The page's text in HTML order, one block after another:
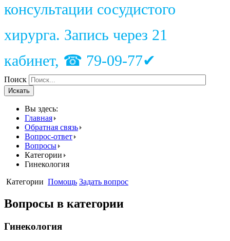
консультации сосудистого
хирурга. Запись через 21
кабинет, ☎ 79-09-77✔
Поиск
Искать
Вы здесь:
Главная
Обратная связь
Вопрос-ответ
Вопросы
Категории
Гинекология
Категории Помощь Задать вопрос
Вопросы в категории
Гинекология